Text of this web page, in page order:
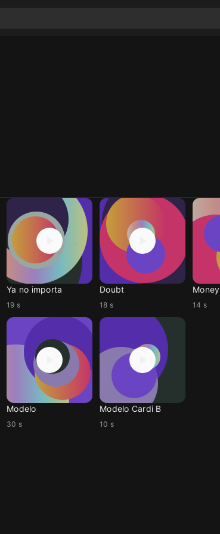
Ya no importa
19 s
Doubt
18 s 14 s
Modelo
30 s
Modelo Cardi B
10 s